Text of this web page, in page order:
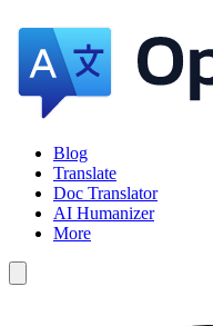
Blog
Translate
Doc Translator
AI Humanizer
More